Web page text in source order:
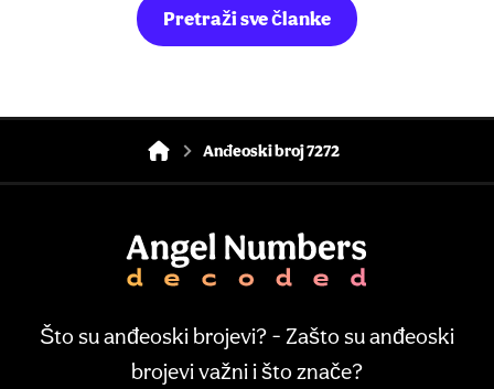
Pretraži sve članke
Anđeoski broj 7272
Što su anđeoski brojevi? - Zašto su anđeoski
brojevi važni i što znače?